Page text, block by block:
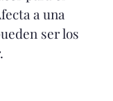
a una
ser los